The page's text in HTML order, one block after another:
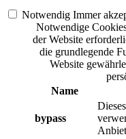
Notwendig Immer
Notwendige
der Website
die grundlegende
Website
Name
bypass